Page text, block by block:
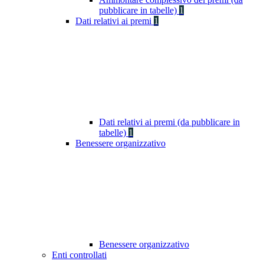
pubblicare in tabelle) 1
Dati relativi ai premi 1
Dati relativi ai premi (da pubblicare in
tabelle) 1
Benessere organizzativo
Benessere organizzativo
Enti controllati